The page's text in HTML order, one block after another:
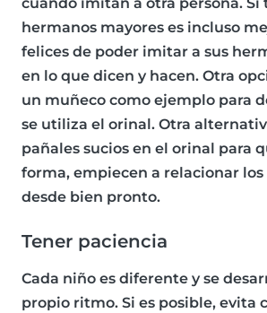
hermanos mayores es incluso
felices de poder imitar a sus
en lo que dicen y hacen. Otra
un muñeco como ejemplo para
se utiliza el orinal. Otra
pañales sucios en el orinal para
forma, empiecen a relacionar
desde bien pronto.
Tener paciencia
Cada niño es diferente y se
propio ritmo. Si es posible, evita